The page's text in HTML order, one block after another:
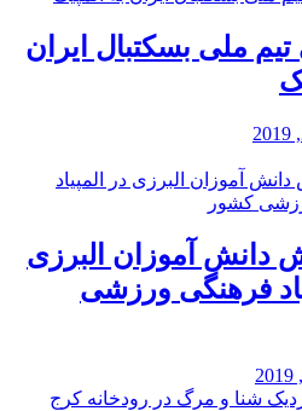
تیم ملی بسکتبال ایران
آموزان البرزی
فرهنگی ورزشی